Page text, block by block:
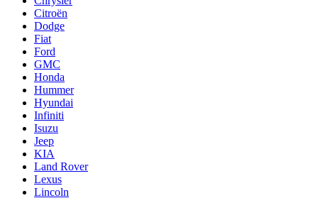
Citroën
Dodge
Fiat
Ford
GMC
Honda
Hummer
Hyundai
Infiniti
Isuzu
Jeep
KIA
Land Rover
Lexus
Lincoln